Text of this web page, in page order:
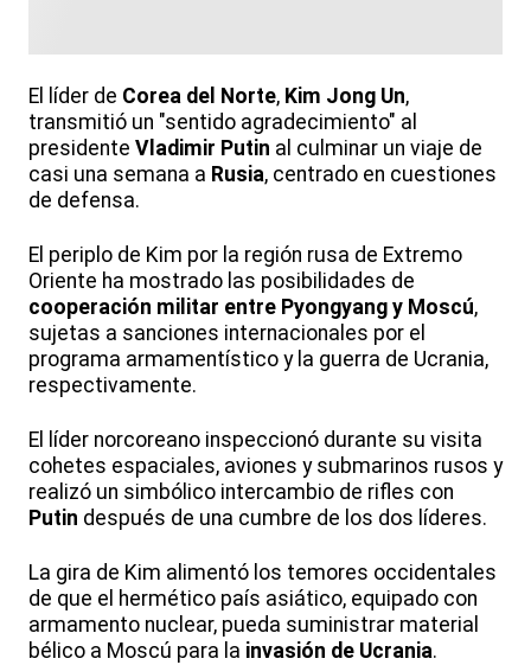
El líder de Corea del Norte, Kim Jong Un,
transmitió un "sentido agradecimiento" al
presidente Vladimir Putin al culminar un viaje de
casi una semana a Rusia, centrado en cuestiones
de defensa.
El periplo de Kim por la región rusa de Extremo
Oriente ha mostrado las posibilidades de
cooperación militar entre Pyongyang y Moscú,
sujetas a sanciones internacionales por el
programa armamentístico y la guerra de Ucrania,
respectivamente.
El líder norcoreano inspeccionó durante su visita
cohetes espaciales, aviones y submarinos rusos y
realizó un simbólico intercambio de rifles con
Putin después de una cumbre de los dos líderes.
La gira de Kim alimentó los temores occidentales
de que el hermético país asiático, equipado con
armamento nuclear, pueda suministrar material
bélico a Moscú para la invasión de Ucrania.